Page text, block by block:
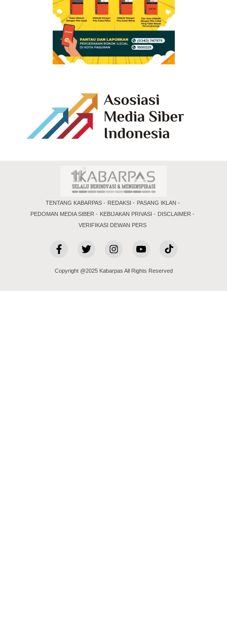
TENTANG KABARPAS REDAKSI
PASANG IKLAN
PEDOMAN MEDIA SIBER
KEBIJAKAN PRIVASI
DISCLAIMER
VERIFIKASI DEWAN PERS
Copyright @2025 Kabarpas All Rights Reserved